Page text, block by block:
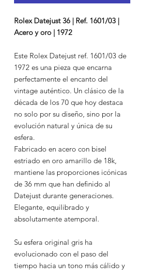
Rolex Datejust 36 | Ref. 1601/03 |
Acero y oro | 1972
Este Rolex Datejust ref. 1601/03 de
1972 es una pieza que encarna
perfectamente el encanto del
vintage auténtico. Un clásico de la
década de los 70 que hoy destaca
no solo por su diseño, sino por la
evolución natural y única de su
esfera.
Fabricado en acero con bisel
estriado en oro amarillo de 18k,
mantiene las proporciones icónicas
de 36 mm que han definido al
Datejust durante generaciones.
Elegante, equilibrado y
absolutamente atemporal.
Su esfera original gris ha
evolucionado con el paso del
tiempo hacia un tono más cálido y